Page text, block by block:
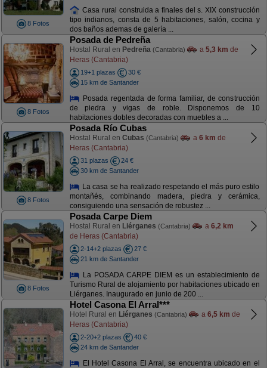
8 Fotos
Casa rural construida a finales del s. XIX construcción
tipo indianos, consta de 5 habitaciones, salón, cocina y
dos baños ademas de galería ...
8 Fotos
Posada de Pedreña
Hostal Rural en Pedreña (Cantabria) a 5,3 km de
Heras (Cantabria)
19+1 plazas
30 €
15 km de Santander
Posada regentada de forma familiar, de construcción
de piedra y vigas de roble. Disponemos de 10
habitaciones dobles decoradas con muebles a ...
8 Fotos
Posada Río Cubas
Hostal Rural en Cubas (Cantabria) a 6 km de
Heras (Cantabria)
31 plazas
24 €
30 km de Santander
La casa se ha realizado respetando el más puro estilo
montañés, combinando madera, piedra y cerámica,
consiguiendo una sensación de robustez ...
8 Fotos
Posada Carpe Diem
Hostal Rural en Liérganes (Cantabria) a 6,2 km
de Heras (Cantabria)
2-14+2 plazas
27 €
21 km de Santander
La POSADA CARPE DIEM es un establecimiento de
Turismo Rural de alojamiento por habitaciones ubicado en
Liérganes. Inaugurado en junio de 200 ...
Hotel Casona El Arral***
Hotel Rural en Liérganes (Cantabria) a 6,5 km de
Heras (Cantabria)
2-20+2 plazas
40 €
24 km de Santander
El Hotel Casona El Arral, se encuentra ubicado en el